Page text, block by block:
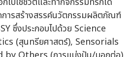
การสร้างสรรค์นวัตกรรมผลิตภัณฑ์
ซึ่งประกอบไปด้วย Science
(สุนทรียศาสตร์), Sensorials